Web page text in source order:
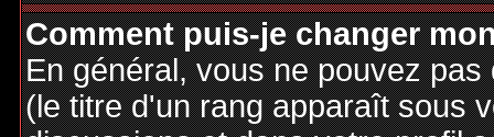
Comment puis-je changer
En général, vous ne pouvez
(le titre d'un rang apparaît sous